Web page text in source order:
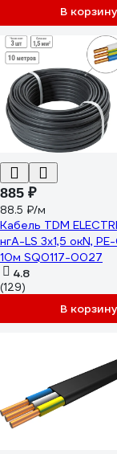
В корзину
885 ₽
88.5 ₽/м
Кабель TDM
нгА-LS 3х1,5 окN,
10м SQ0117-0027
4.8
(129)
В корзину